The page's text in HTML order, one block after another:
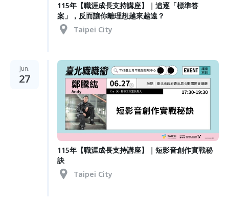
115年【職涯成長支持講座】｜追逐「標準答
案」，反而讓你離理想越來越遠？
Taipei City
Jun.
27
115年【職涯成長支持講座】｜短影音創作實戰秘
訣
Taipei City